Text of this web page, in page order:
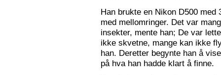
Han brukte en Nikon D500
med mellomringer. Det var
insekter, mente han; De var
ikke skvetne, mange kan ikke
han. Deretter begynte han å
på hva han hadde klart å finne.